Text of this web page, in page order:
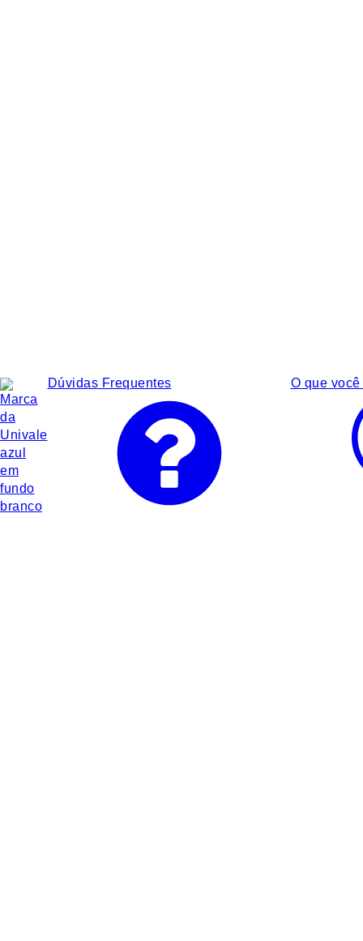
Dúvidas Frequentes O que